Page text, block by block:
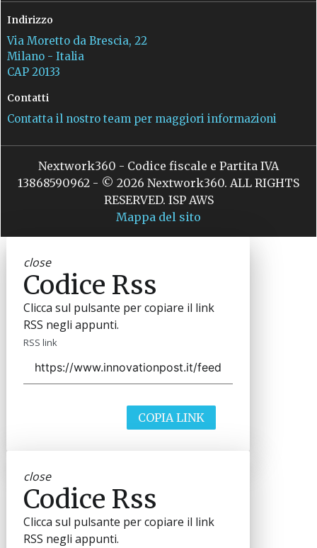
Indirizzo
Via Moretto da Brescia, 22
Milano - Italia
CAP 20133
Contatti
Contatta il nostro team per maggiori informazioni
Nextwork360 - Codice fiscale e Partita IVA
13868590962 - © 2026 Nextwork360. ALL RIGHTS
RESERVED. ISP AWS
Mappa del sito
close
Codice Rss
Clicca sul pulsante per copiare il link
RSS negli appunti.
RSS link
COPIA LINK
close
Codice Rss
Clicca sul pulsante per copiare il link
RSS negli appunti.